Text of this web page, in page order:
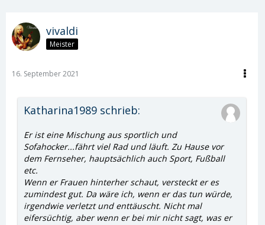
vivaldi
Meister
16. September 2021
Katharina1989 schrieb:
Er ist eine Mischung aus sportlich und
Sofahocker...fährt viel Rad und läuft. Zu Hause vor
dem Fernseher, hauptsächlich auch Sport, Fußball
etc.
Wenn er Frauen hinterher schaut, versteckt er es
zumindest gut. Da wäre ich, wenn er das tun würde,
irgendwie verletzt und enttäuscht. Nicht mal
eifersüchtig, aber wenn er bei mir nicht sagt, was er